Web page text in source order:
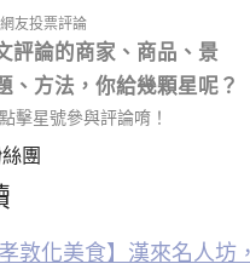
友投票評論
評論的商家、商品、景
、方法，你給幾顆星呢？
擊星號參與評論唷！
團
孝敦化美食】漢來名人坊，